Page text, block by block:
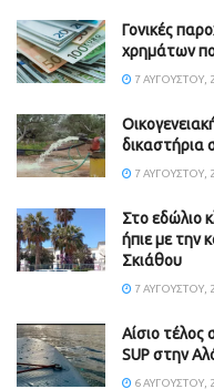
Γονικές
χρημάτων
7 ΑΥΓΟΎΣΤΟΥ,
δικαστήρια
7 ΑΥΓΟΎΣΤΟΥ,
Στο εδώλιο
ήπιε με την
Σκιάθου
7 ΑΥΓΟΎΣΤΟΥ,
Αίσιο
SUP στην
6 ΑΥΓΟΎΣΤΟΥ,